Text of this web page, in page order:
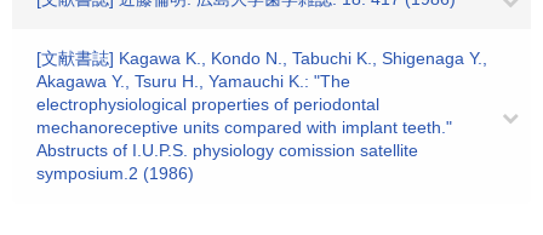
[文献書誌] Kagawa K., Kondo N., Tabuchi K., Shigenaga Y.,
Akagawa Y., Tsuru H., Yamauchi K.: "The
electrophysiological properties of periodontal
mechanoreceptive units compared with implant teeth."
Abstructs of I.U.P.S. physiology comission satellite
symposium.2 (1986)